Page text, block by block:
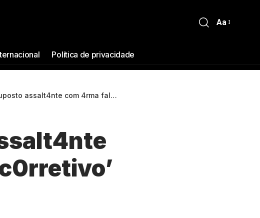
Aa
Política de privacidade
com 4rma falsa recebe ‘c0rretivo’ em Manaus